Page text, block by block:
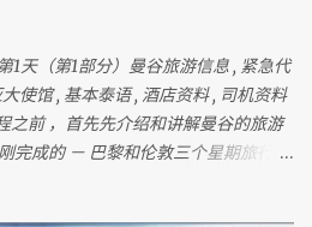
1天（第1部分）曼谷旅游信息 , 紧急代
使馆 , 基本泰语 , 酒店资料 , 司机资料
之前 ，首先先介绍和讲解曼谷的旅游
完成的 － 巴黎和伦敦三个星期旅行 ，